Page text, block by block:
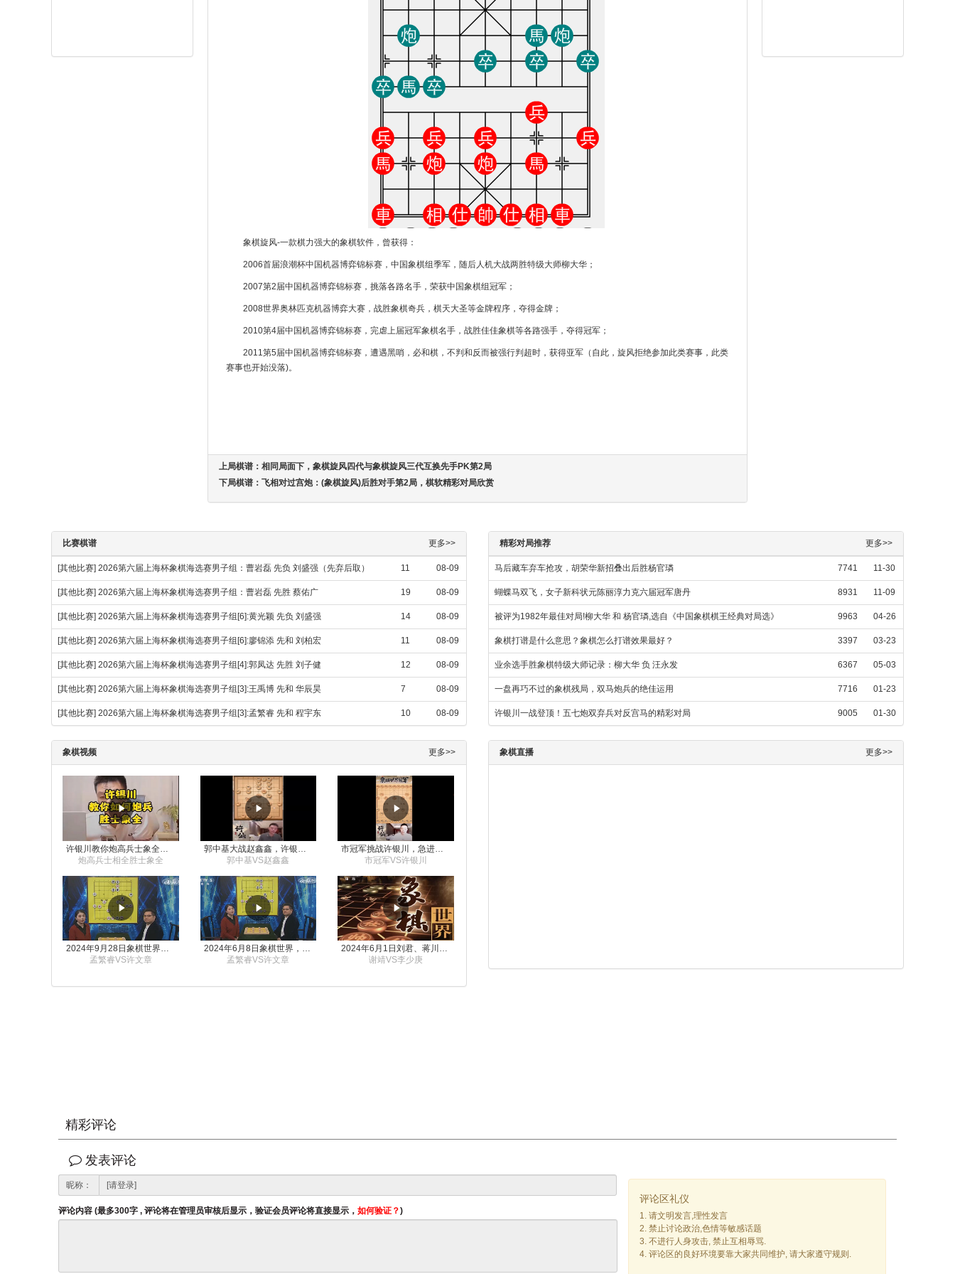
象棋旋风-一款棋力强大的象棋软件，曾获得：
2006首届浪潮杯中国机器博弈锦标赛，中国象棋组季军，随后人机大战两胜特级大师柳大华；
2007第2届中国机器博弈锦标赛，挑落各路名手，荣获中国象棋组冠军；
2008世界奥林匹克机器博弈大赛，战胜象棋奇兵，棋天大圣等金牌程序，夺得金牌；
2010第4届中国机器博弈锦标赛，完虐上届冠军象棋名手，战胜佳佳象棋等各路强手，夺得冠军；
2011第5届中国机器博弈锦标赛，遭遇黑哨，必和棋，不判和反而被强行判超时，获得亚军（自此，旋风拒绝参加此类赛事，此类
赛事也开始没落)。
上局棋谱： 相同局面下，象棋旋风四代与象棋旋风三代互换先手PK第2局
下局棋谱： 飞相对过宫炮：(象棋旋风)后胜对手第2局，棋软精彩对局欣赏
比赛棋谱 更多>>
[其他比赛] 2026第六届上海杯象棋海选赛男子组：曹岩磊 先负 刘盛强（先弃后取） 11 08-09
[其他比赛] 2026第六届上海杯象棋海选赛男子组：曹岩磊 先胜 蔡佑广 19 08-09
[其他比赛] 2026第六届上海杯象棋海选赛男子组[6]:黄光颖 先负 刘盛强 14 08-09
[其他比赛] 2026第六届上海杯象棋海选赛男子组[6]:廖锦添 先和 刘柏宏 11 08-09
[其他比赛] 2026第六届上海杯象棋海选赛男子组[4]:郭凤达 先胜 刘子健 12 08-09
[其他比赛] 2026第六届上海杯象棋海选赛男子组[3]:王禹博 先和 华辰昊 7 08-09
[其他比赛] 2026第六届上海杯象棋海选赛男子组[3]:孟繁睿 先和 程宇东 10 08-09
精彩对局推荐 更多>>
马后藏车弃车抢攻，胡荣华新招叠出后胜杨官璘 7741 11-30
蝴蝶马双飞，女子新科状元陈丽淳力克六届冠军唐丹 8931 11-09
被评为1982年最佳对局!柳大华 和 杨官璘,选自《中国象棋棋王经典对局选》 9963 04-26
象棋打谱是什么意思？象棋怎么打谱效果最好？ 3397 03-23
业余选手胜象棋特级大师记录：柳大华 负 汪永发 6367 05-03
一盘再巧不过的象棋残局，双马炮兵的绝佳运用 7716 01-23
许银川一战登顶！五七炮双弃兵对反宫马的精彩对局 9005 01-30
象棋视频 更多>>
炮高兵士相全胜士象全
郭中基VS赵鑫鑫
市冠军VS许银川
2024年9月28日象棋世界栏目，刘君、蒋川讲解了第九届杨官璘杯象棋公开赛孟繁睿与许文章的对局
孟繁睿VS许文章
2024年6月8日象棋世界，刘君、蒋川讲解了第九届杨官璘杯全国象棋公开赛孟繁睿与许文章的对局
孟繁睿VS许文章
2024年6月1日刘君、蒋川讲解第三届上海杯象棋大师赛谢靖与李少庚的对局
谢靖VS李少庚
象棋直播 更多>>
精彩评论
发表评论
昵称：
评论内容 (最多300字 , 评论将在管理员审核后显示，验证会员评论将直接显示， 如何验证？)
评论区礼仪
1. 请文明发言,理性发言
2. 禁止讨论政治,色情等敏感话题
3. 不进行人身攻击, 禁止互相辱骂.
4. 评论区的良好环境要靠大家共同维护, 请大家遵守规则.